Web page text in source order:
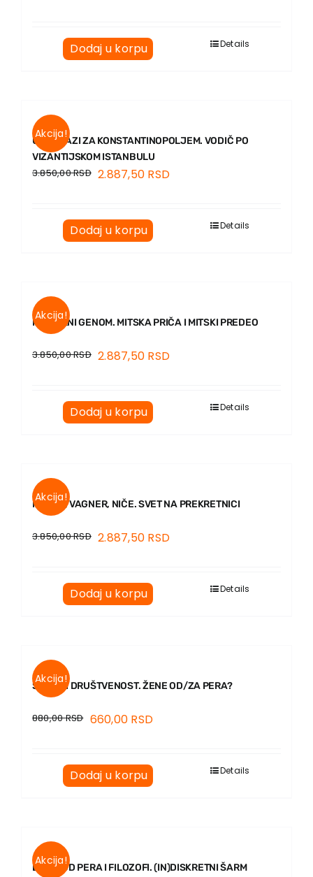
Dodaj u korpu Details
Akcija!
U POTRAZI ZA KONSTANTINOPOLJEM. VODIČ PO
VIZANTIJSKOM ISTANBULU
3.850,00RSD 2.887,50 RSD
Dodaj u korpu Details
Akcija!
KULTURNI GENOM. MITSKA PRIČA I MITSKI PREDEO
3.850,00RSD 2.887,50 RSD
Dodaj u korpu Details
Akcija!
MARKS, VAGNER, NIČE. SVET NA PREKRETNICI
3.850,00RSD 2.887,50 RSD
Dodaj u korpu Details
Akcija!
SALON I DRUŠTVENOST. ŽENE OD/ZA PERA?
880,00RSD 660,00 RSD
Dodaj u korpu Details
Akcija!
LJUDI OD PERA I FILOZOFI. (IN)DISKRETNI ŠARM